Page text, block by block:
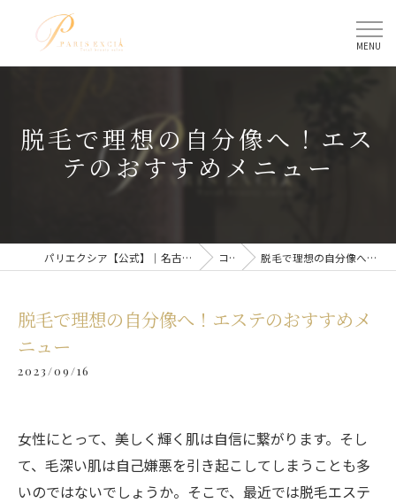
脱毛で理想の自分像へ！エス
テのおすすめメニュー
パリエクシア【公式】｜名古屋駅のトータルビューティーサロン コラム 脱毛で理想の自分像へ！エステのおすすめメニュー
脱毛で理想の自分像へ！エステのおすすめメ
ニュー
2023/09/16
女性にとって、美しく輝く肌は自信に繋がります。そし
て、毛深い肌は自己嫌悪を引き起こしてしまうことも多
いのではないでしょうか。そこで、最近では脱毛エステ